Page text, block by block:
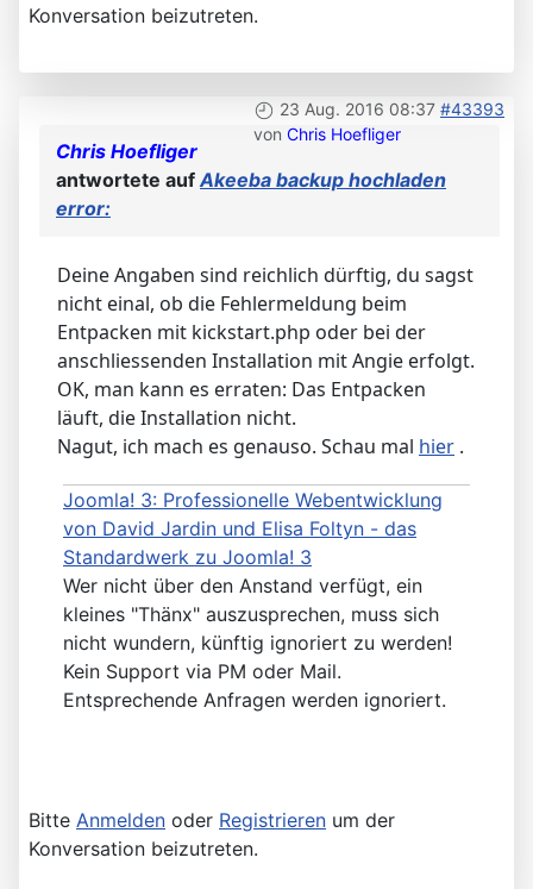
Konversation beizutreten.
23 Aug. 2016 08:37 #43393
von Chris Hoefliger
Chris Hoefliger
antwortete auf Akeeba backup hochladen
error:
Deine Angaben sind reichlich dürftig, du sagst
nicht einal, ob die Fehlermeldung beim
Entpacken mit kickstart.php oder bei der
anschliessenden Installation mit Angie erfolgt.
OK, man kann es erraten: Das Entpacken
läuft, die Installation nicht.
Nagut, ich mach es genauso. Schau mal hier .
Joomla! 3: Professionelle Webentwicklung
von David Jardin und Elisa Foltyn - das
Standardwerk zu Joomla! 3
Wer nicht über den Anstand verfügt, ein
kleines "Thänx" auszusprechen, muss sich
nicht wundern, künftig ignoriert zu werden!
Kein Support via PM oder Mail.
Entsprechende Anfragen werden ignoriert.
Bitte Anmelden oder Registrieren um der
Konversation beizutreten.